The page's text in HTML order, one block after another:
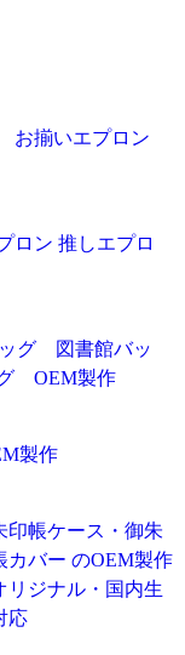
お揃いエプロン
ロン 推しエプロ
グ 図書館バッ
OEM製作
製作
印帳ケース・御朱
カバー のOEM製作
リジナル・国内生
応